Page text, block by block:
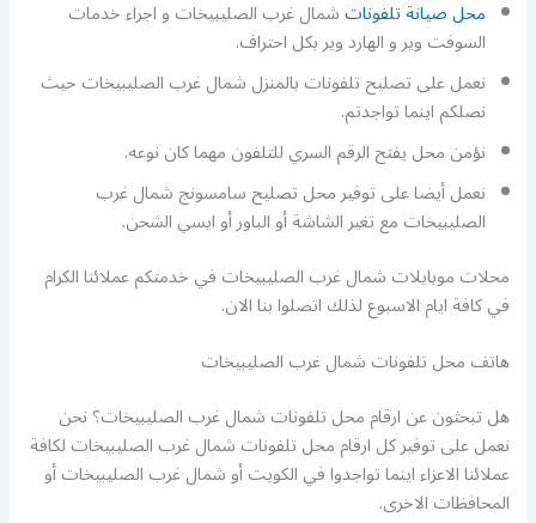
محل صيانة تلفوناتشمال غرب الصليبيخات و اجراء خدمات
السوفت وير و الهارد وير بكل احتراف.
نعمل على تصليح تلفونات بالمنزل شمال غرب الصليبيخات حيث
نصلكم اينما تواجدتم.
نؤمن محل يفتح الرقم السري للتلفون مهما كان نوعه.
نعمل أيضا على توفير محل تصليح سامسونج شمال غرب
الصليبيخات مع تغير الشاشة أو الباور أو ايسي الشحن.
محلات موبايلات شمال غرب الصليبيخات في خدمتكم عملائنا الكرام
في كافة ايام الاسبوع لذلك اتصلوا بنا الان.
هاتف محل تلفونات شمال غرب الصليبيخات
هل تبحثون عن ارقام محل تلفونات شمال غرب الصليبيخات؟ نحن
نعمل على توفير كل ارقام محل تلفونات شمال غرب الصليبيخات لكافة
عملائنا الاعزاء اينما تواجدوا في الكويت أو شمال غرب الصليبيخات أو
المحافظات الاخرى.